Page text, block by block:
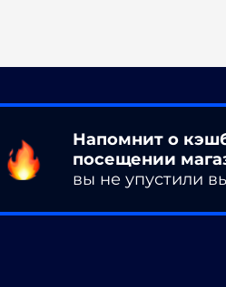
Напомнит о
посещении
вы не упустили